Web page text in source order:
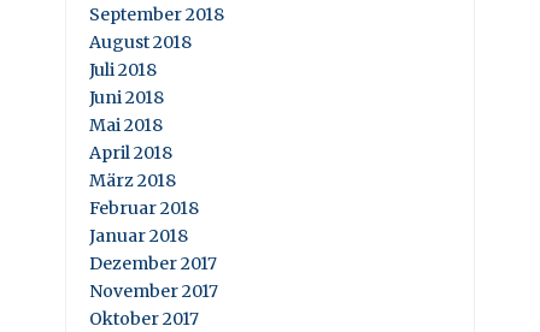
September 2018
August 2018
Juli 2018
Juni 2018
Mai 2018
April 2018
März 2018
Februar 2018
Januar 2018
Dezember 2017
November 2017
Oktober 2017